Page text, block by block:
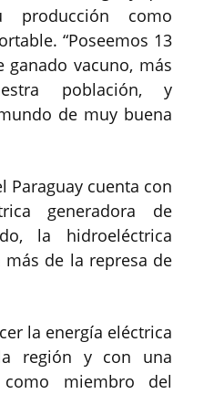
producción como
“Poseemos 13
ganado vacuno, más
población, y
de muy buena
Paraguay cuenta con
generadora de
la hidroeléctrica
de la represa de
la energía eléctrica
región y con una
como miembro del